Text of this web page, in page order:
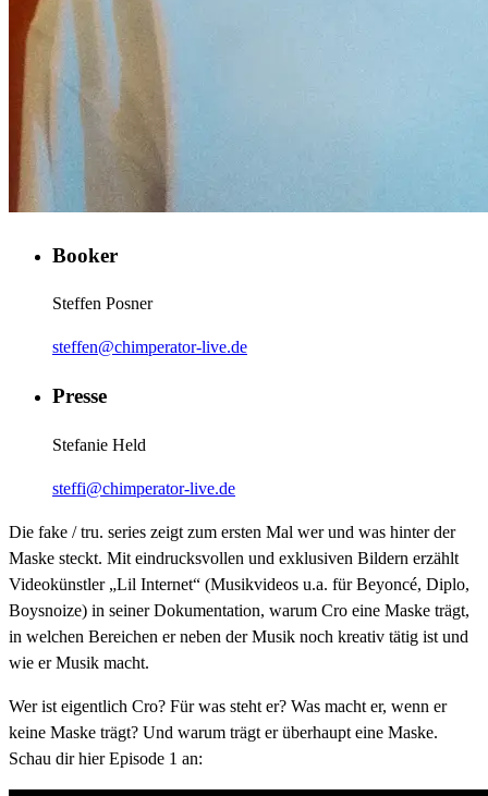
Booker
Steffen Posner
steffen@chimperator-live.de
Presse
Stefanie Held
steffi@chimperator-live.de
Die fake / tru. series zeigt zum ersten Mal wer und was hinter der
Maske steckt. Mit eindrucksvollen und exklusiven Bildern erzählt
Videokünstler „Lil Internet“ (Musikvideos u.a. für Beyoncé, Diplo,
Boysnoize) in seiner Dokumentation, warum Cro eine Maske trägt,
in welchen Bereichen er neben der Musik noch kreativ tätig ist und
wie er Musik macht.
Wer ist eigentlich Cro? Für was steht er? Was macht er, wenn er
keine Maske trägt? Und warum trägt er überhaupt eine Maske.
Schau dir hier Episode 1 an: